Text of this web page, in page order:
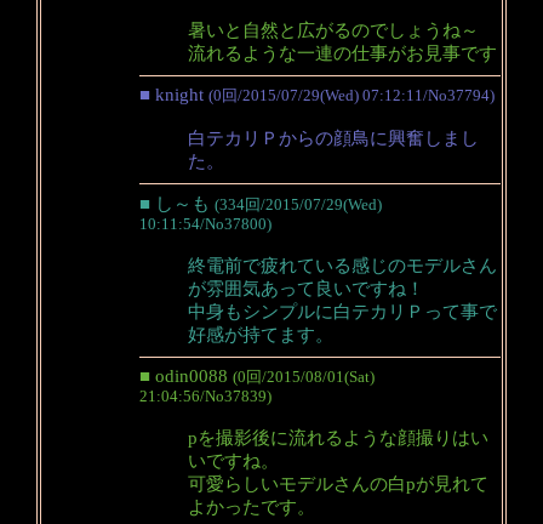
暑いと自然と広がるのでしょうね～
流れるような一連の仕事がお見事です
■ knight (0回/2015/07/29(Wed) 07:12:11/No37794)
白テカリＰからの顔鳥に興奮しまし
た。
■ し～も (334回/2015/07/29(Wed)
10:11:54/No37800)
終電前で疲れている感じのモデルさん
が雰囲気あって良いですね！
中身もシンプルに白テカリＰって事で
好感が持てます。
■ odin0088 (0回/2015/08/01(Sat)
21:04:56/No37839)
pを撮影後に流れるような顔撮りはい
いですね。
可愛らしいモデルさんの白pが見れて
よかったです。